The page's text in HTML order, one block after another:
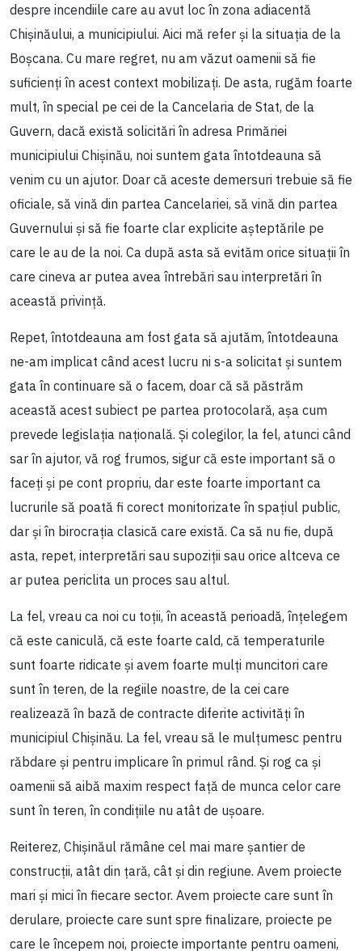
despre incendiile care au avut loc în zona adiacentă
Chișinăului, a municipiului. Aici mă refer și la situația de la
Boșcana. Cu mare regret, nu am văzut oamenii să fie
suficienți în acest context mobilizați. De asta, rugăm foarte
mult, în special pe cei de la Cancelaria de Stat, de la
Guvern, dacă există solicitări în adresa Primăriei
municipiului Chișinău, noi suntem gata întotdeauna să
venim cu un ajutor. Doar că aceste demersuri trebuie să fie
oficiale, să vină din partea Cancelariei, să vină din partea
Guvernului și să fie foarte clar explicite așteptările pe
care le au de la noi. Ca după asta să evităm orice situații în
care cineva ar putea avea întrebări sau interpretări în
această privință.
Repet, întotdeauna am fost gata să ajutăm, întotdeauna
ne-am implicat când acest lucru ni s-a solicitat și suntem
gata în continuare să o facem, doar că să păstrăm
această acest subiect pe partea protocolară, așa cum
prevede legislația națională. Și colegilor, la fel, atunci când
sar în ajutor, vă rog frumos, sigur că este important să o
faceți și pe cont propriu, dar este foarte important ca
lucrurile să poată fi corect monitorizate în spațiul public,
dar și în birocrația clasică care există. Ca să nu fie, după
asta, repet, interpretări sau supoziții sau orice altceva ce
ar putea periclita un proces sau altul.
La fel, vreau ca noi cu toții, în această perioadă, înțelegem
că este caniculă, că este foarte cald, că temperaturile
sunt foarte ridicate și avem foarte mulți muncitori care
sunt în teren, de la regiile noastre, de la cei care
realizează în bază de contracte diferite activități în
municipiul Chișinău. La fel, vreau să le mulțumesc pentru
răbdare și pentru implicare în primul rând. Și rog ca și
oamenii să aibă maxim respect față de munca celor care
sunt în teren, în condițiile nu atât de ușoare.
Reiterez, Chișinăul rămâne cel mai mare șantier de
construcții, atât din țară, cât și din regiune. Avem proiecte
mari și mici în fiecare sector. Avem proiecte care sunt în
derulare, proiecte care sunt spre finalizare, proiecte pe
care le începem noi, proiecte importante pentru oameni,